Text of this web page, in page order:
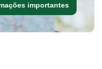
importantes